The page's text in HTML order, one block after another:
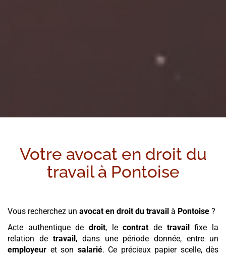
Votre avocat en droit du
travail à Pontoise
Vous recherchez un avocat en droit du travail à Pontoise ?
Acte authentique de droit, lecontrat de travailfixe la
relation de travail, dans une période donnée, entre un
employeur et son salarié. Ce précieux papier scelle, dès